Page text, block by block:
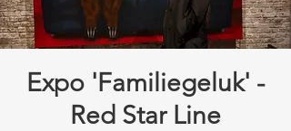
Expo 'Familiegeluk' -
Red Star Line